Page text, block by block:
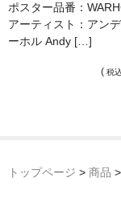
ポスター品番：
アーティスト：アン
ーホル Andy […]
( 税込
トップページ > 商品 >